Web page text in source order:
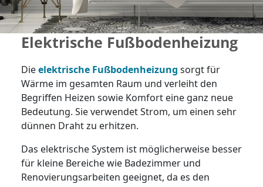
Elektrische Fußbodenheizung
Dieelektrische Fußbodenheizung sorgt für
Wärme im gesamten Raum und verleiht den
Begriffen Heizen sowie Komfort eine ganz neue
Bedeutung. Sie verwendet Strom, um einen sehr
dünnen Draht zu erhitzen.
Das elektrische System ist möglicherweise besser
für kleine Bereiche wie Badezimmer und
Renovierungsarbeiten geeignet, da es den